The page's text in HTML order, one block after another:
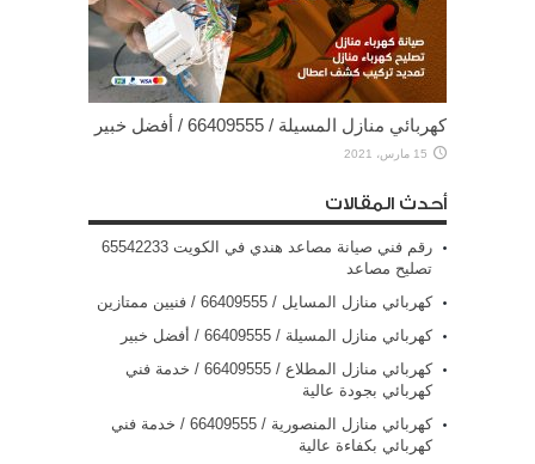
كهربائي منازل المسيلة / 66409555 / أفضل خبير
15 مارس، 2021
أحدث المقالات
رقم فني صيانة مصاعد هندي في الكويت 65542233
تصليح مصاعد
كهربائي منازل المسايل / 66409555 / فنيين ممتازين
كهربائي منازل المسيلة / 66409555 / أفضل خبير
كهربائي منازل المطلاع / 66409555 / خدمة فني
كهربائي بجودة عالية
كهربائي منازل المنصورية / 66409555 / خدمة فني
كهربائي بكفاءة عالية